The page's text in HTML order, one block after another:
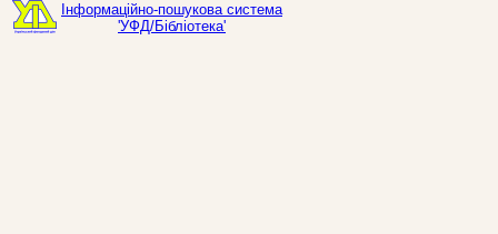
Інформаційно-пошукова система
'УФД/Бібліотека'